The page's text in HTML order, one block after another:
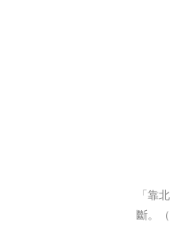
「靠
斷。